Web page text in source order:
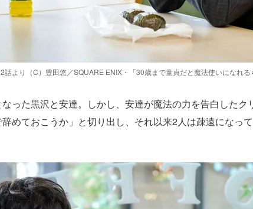
話より（C）豊田悠／SQUARE ENIX・「30歳まで童貞だと魔法使いになれ
った黒沢と安達。しかし、安達が魔法の力を告白した
めておこうか」と切り出し、それ以来2人は疎遠になって